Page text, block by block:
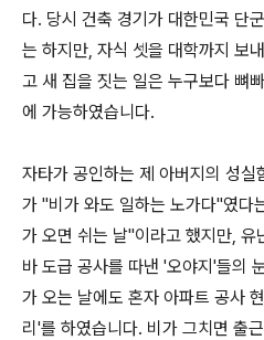
다. 당시 건축 경기가 대한민국 단
는 하지만, 자식 셋을 대학까지 보
고 새 집을 짓는 일은 누구보다 뼈
에 가능하였습니다.
자타가 공인하는 제 아버지의 성실
가 "비가 와도 일하는 노가다"였다
가 오면 쉬는 날"이라고 했지만, 유
바 도급 공사를 따낸 '오야지'들의
가 오는 날에도 혼자 아파트 공사
리'를 하였습니다. 비가 그치면 출